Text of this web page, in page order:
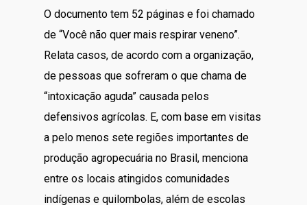
O documento tem 52 páginas e foi chamado
de “Você não quer mais respirar veneno”.
Relata casos, de acordo com a organização,
de pessoas que sofreram o que chama de
“intoxicação aguda” causada pelos
defensivos agrícolas. E, com base em visitas
a pelo menos sete regiões importantes de
produção agropecuária no Brasil, menciona
entre os locais atingidos comunidades
indígenas e quilombolas, além de escolas